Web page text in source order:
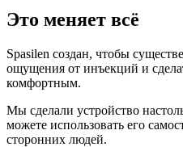
Это меняет всё
Spasilen создан, чтобы
ощущения от инъекций и
комфортным.
Мы сделали устройство
можете использовать его
сторонних людей.